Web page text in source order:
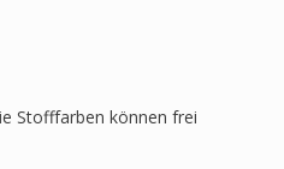
Stofffarben können frei